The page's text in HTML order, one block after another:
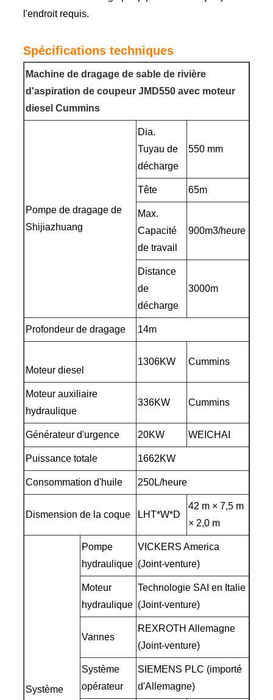
l'endroit requis.
Spécifications techniques
Machine de dragage de sable de rivière
d'aspiration de coupeur JMD550 avec moteur
diesel Cummins
Pompe de dragage de
Shijiazhuang
Dia.
Tuyau de
décharge
550 mm
Tête 65m
Max.
Capacité
de travail
900m3/heure
Distance
de
décharge
3000m
Profondeur de dragage 14m
Moteur diesel
1306KW Cummins
Moteur auxiliaire
hydraulique
336KW Cummins
Générateur d'urgence 20KW WEICHAI
Puissance totale 1662KW
Consommation d'huile 250L/heure
Dismension de la coque LHT*W*D
42 m × 7,5 m
× 2,0 m
Système
Pompe
hydraulique
VICKERS America
(Joint-venture)
Moteur
hydraulique
Technologie SAI en Italie
(Joint-venture)
Vannes
REXROTH Allemagne
(Joint-venture)
Système
opérateur
SIEMENS PLC (importé
d'Allemagne)